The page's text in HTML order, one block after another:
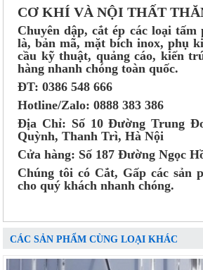
CƠ KHÍ VÀ NỘI THẤT
Chuyên dập, cắt ép các loại
là, bản mã, mặt bích inox, phụ
cầu kỹ thuật, quảng cáo, kiến
hàng nhanh chóng toàn quốc.
ĐT: 0386 548 666
Hotline/Zalo: 0888 383 386
Địa Chỉ: Số 10 Đường Trung
Quỳnh, Thanh Trì, Hà Nội
Cửa hàng: Số 187 Đường Ngọc
Chúng tôi có Cắt, Gấp các sản
cho quý khách nhanh chóng.
CÁC SẢN PHẨM CÙNG LOẠI KHÁC